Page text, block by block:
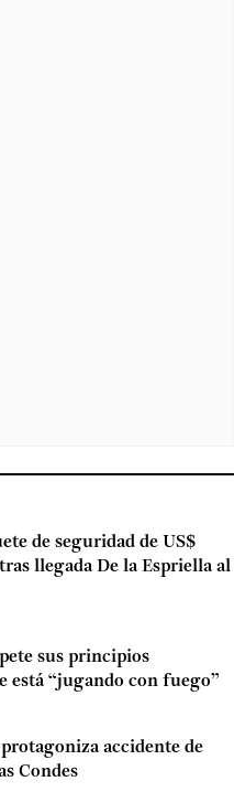
de seguridad de US$
llegada De la Espriella al
sus principios
está “jugando con fuego”
accidente de
Condes